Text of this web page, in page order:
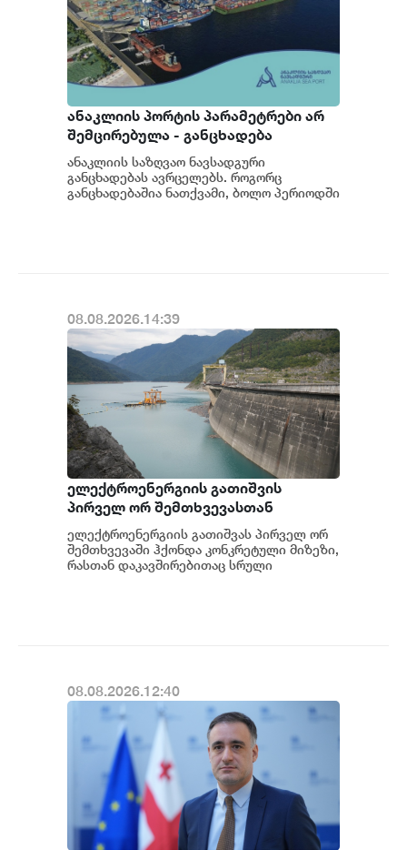
ანაკლიის პორტის პარამეტრები არ
შემცირებულა - განცხადება
ანაკლიის საზღვაო ნავსადგური
განცხადებას ავრცელებს. როგორც
განცხადებაშია ნათქვამი, ბოლო პერიოდში
08.08.2026.14:39
ელექტროენერგიის გათიშვის
პირველ ორ შემთხვევასთან
დაკავშირებით სუს-ში წარიმართება
გამოძიება და ინფორმაციას
მოგვიანებით დეტალურად
ელექტროენერგიის გათიშვას პირველ ორ
შემთხვევაში ჰქონდა კონკრეტული მიზეზი,
რასთან დაკავშირებითაც სრული
08.08.2026.12:40